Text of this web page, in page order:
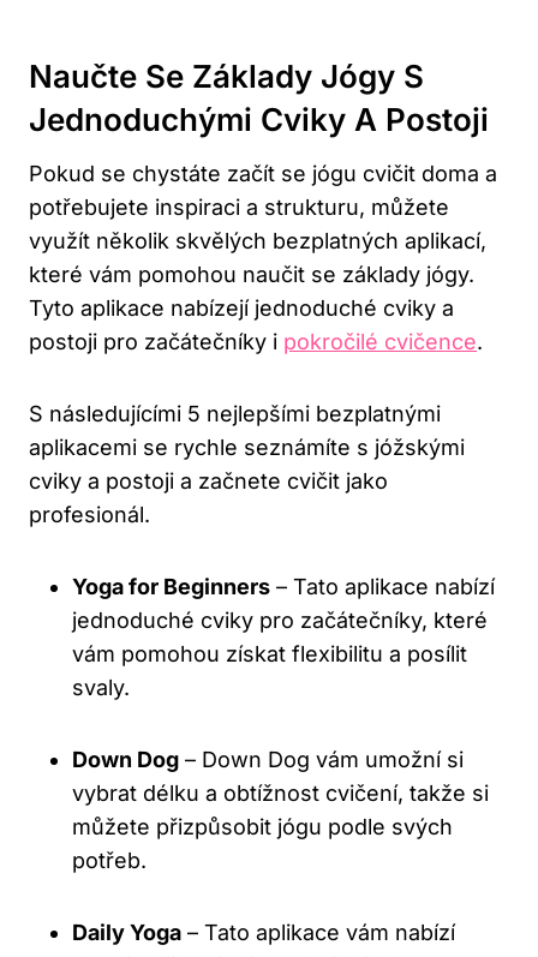
Naučte Se Základy Jógy S
Jednoduchými Cviky A Postoji
Pokud se chystáte začít se jógu cvičit doma a
potřebujete inspiraci a strukturu, můžete
využít několik skvělých bezplatných aplikací,
které vám pomohou naučit se základy jógy.
Tyto aplikace nabízejí jednoduché cviky a
postoji pro začátečníky i pokročilé cvičence.
S následujícími 5 nejlepšími bezplatnými
aplikacemi se rychle seznámíte s jóžskými
cviky a postoji a začnete cvičit jako
profesionál.
Yoga for Beginners – Tato aplikace nabízí
jednoduché cviky pro začátečníky, které
vám pomohou získat flexibilitu a posílit
svaly.
Down Dog – Down Dog vám umožní si
vybrat délku a obtížnost cvičení, takže si
můžete přizpůsobit jógu podle svých
potřeb.
Daily Yoga – Tato aplikace vám nabízí